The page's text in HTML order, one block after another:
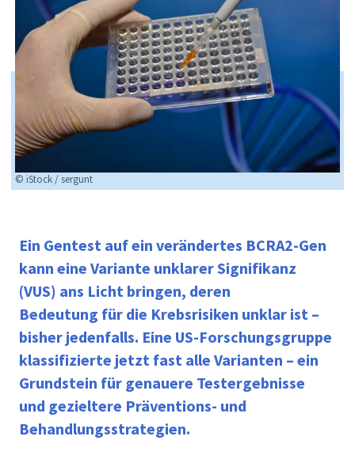
© iStock / sergunt
Ein Gentest auf ein verändertes BCRA2-Gen
kann eine Variante unklarer Signifikanz
(VUS) ans Licht bringen, deren
Bedeutung für die Krebsrisiken unklar ist –
bisher jedenfalls. Eine US-Forschungsgruppe
klassifizierte jetzt fast alle Varianten – ein
Grundstein für genauere Testergebnisse
und gezieltere Präventions- und
Behandlungsstrategien.